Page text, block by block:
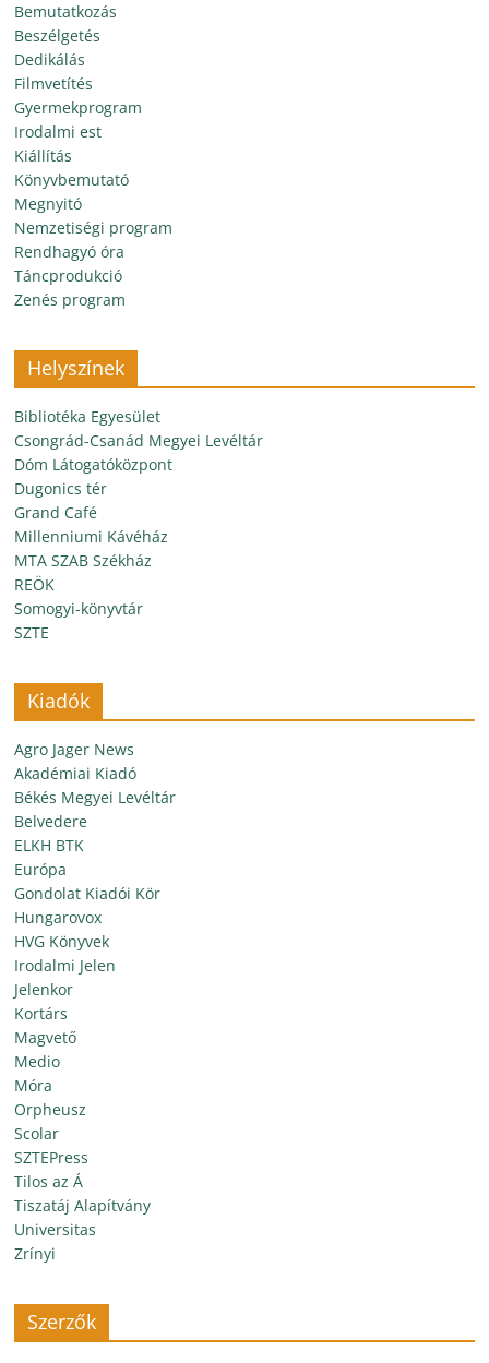
Bemutatkozás
Beszélgetés
Dedikálás
Filmvetítés
Gyermekprogram
Irodalmi est
Kiállítás
Könyvbemutató
Megnyitó
Nemzetiségi program
Rendhagyó óra
Táncprodukció
Zenés program
Helyszínek
Bibliotéka Egyesület
Csongrád-Csanád Megyei Levéltár
Dóm Látogatóközpont
Dugonics tér
Grand Café
Millenniumi Kávéház
MTA SZAB Székház
REÖK
Somogyi-könyvtár
SZTE
Kiadók
Agro Jager News
Akadémiai Kiadó
Békés Megyei Levéltár
Belvedere
ELKH BTK
Európa
Gondolat Kiadói Kör
Hungarovox
HVG Könyvek
Irodalmi Jelen
Jelenkor
Kortárs
Magvető
Medio
Móra
Orpheusz
Scolar
SZTEPress
Tilos az Á
Tiszatáj Alapítvány
Universitas
Zrínyi
Szerzők